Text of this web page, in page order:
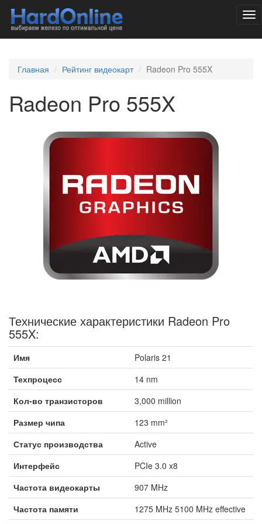
Главная Рейтинг видеокарт Radeon Pro 555X
Radeon Pro 555X
Технические характеристики Radeon Pro
555X:
Имя
Polaris 21
Техпроцесс
14 nm
Кол-во транзисторов
3,000 million
Размер чипа
123 mm²
Статус производства
Active
Интерфейс
PCIe 3.0 x8
Частота видеокарты
907 MHz
Частота памяти
1275 MHz 5100 MHz effective